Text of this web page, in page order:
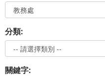
分類:
關鍵字: